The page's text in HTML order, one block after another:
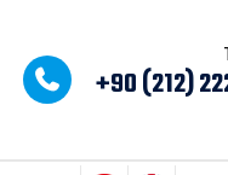
+90 (212)